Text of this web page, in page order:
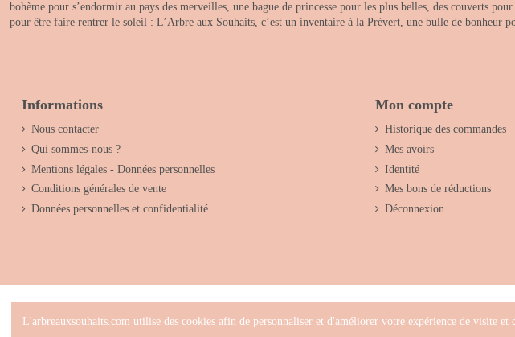
bohème pour s’endormir au pays des merveilles, une bague de princesse pour les plus belles, des couverts
pour être faire rentrer le soleil : L’Arbre aux Souhaits, c’est un inventaire à la Prévert, une bulle de bonheur
Informations
Nous contacter
Qui sommes-nous ?
Mentions légales - Données personnelles
Conditions générales de vente
Données personnelles et confidentialité
Mon compte
Historique des commandes
Mes avoirs
Identité
Mes bons de réductions
Déconnexion
L'arbreauxsouhaits.com utilise des cookies afin de personnaliser et d'améliorer votre expérience de visite